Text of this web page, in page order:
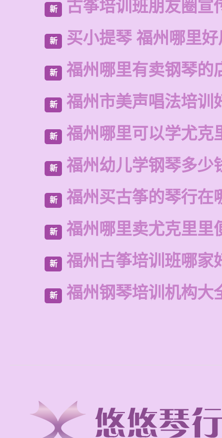
新 古筝培训班朋友圈宣
新 买小提琴 福州哪里
新 福州哪里有卖钢琴的
新 福州市美声唱法培训
新 福州哪里可以学尤克
新 福州幼儿学钢琴多少
新 福州买古筝的琴行在
新 福州哪里卖尤克里里
新 福州古筝培训班哪家
新 福州钢琴培训机构大